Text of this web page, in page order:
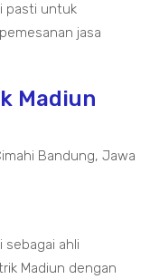
pasti untuk
jasa
Madiun
Bandung, Jawa
sebagai ahli
Madiun dengan